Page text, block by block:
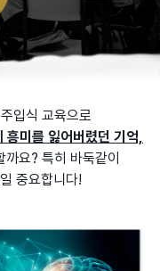
입식 교육으로
흥미를 잃어버렸던 기억,
요? 특히 바둑같이
중요합니다!